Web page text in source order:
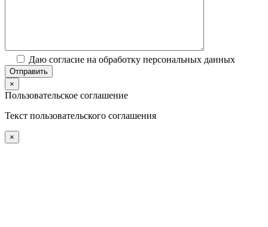
Даю согласие на обработку персональных данных
×
Пользовательское соглашение
Текст пользовательского соглашения
×